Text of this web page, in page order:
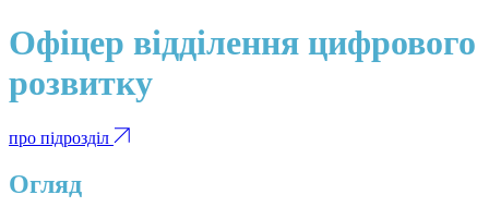
Офіцер відділення цифрового
розвитку
про підрозділ
Огляд